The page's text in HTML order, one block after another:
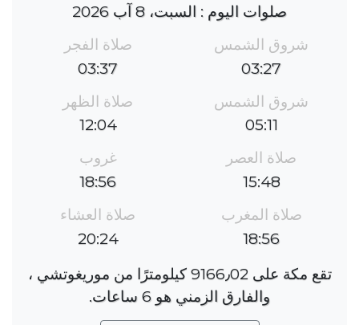
صلوات اليوم : السبت، 8 آب 2026
شروق الشمس
03:27
صلاة الفجر
03:37
شروق الشمس
05:11
صلاة الظهر
12:04
صلاة العصر
15:48
غروب
18:56
صلاة المغرب
18:56
صلاة العشاء
20:24
تقع مكة على 9166٫02 كيلومترًا من موريغوتشي ،
والفارق الزمني هو 6 ساعات.